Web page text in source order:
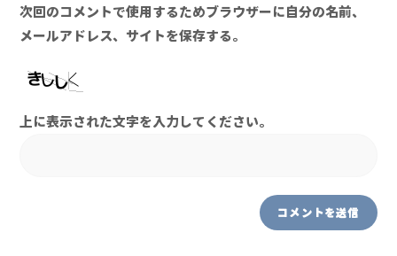
次回のコメントで使用するためブラウザーに自分の名前、
メールアドレス、サイトを保存する。
上に表示された文字を入力してください。